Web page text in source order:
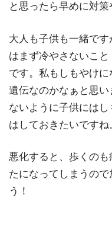
と思ったら早めに対策
大人も子供も一緒で
はまず冷やさないこ
です。私もしもやけ
遺伝なのかなぁと思
ないように子供には
はしておきたいですね
悪化すると、歩くの
たになってしまうの
う！